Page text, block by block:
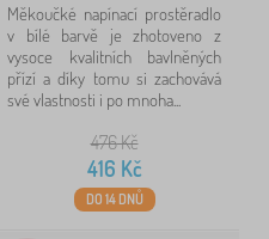
Měkoučké napínací prostěradlo
v bílé barvě je zhotoveno z
vysoce kvalitních bavlněných
přízí a díky tomu si zachovává
své vlastnosti i po mnoha...
476Kč
416 Kč
DO 14 DNŮ